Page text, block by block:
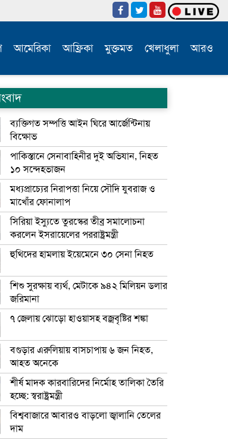
আমেরিকা আফ্রিকা মুক্তমত খেলাধুলা আরও
ব্যক্তিগত সম্পত্তি আইন ঘিরে আর্জেন্টিনায়
বিক্ষোভ
পাকিস্তানে সেনাবাহিনীর দুই অভিযান, নিহত
১০ সন্দেহভাজন
মধ্যপ্রাচ্যের নিরাপত্তা নিয়ে সৌদি যুবরাজ ও
মাখোঁর ফোনালাপ
সিরিয়া ইস্যুতে তুরস্কের তীব্র সমালোচনা
করলেন ইসরায়েলের পররাষ্ট্রমন্ত্রী
হুথিদের হামলায় ইয়েমেনে ৩০ সেনা নিহত
শিশু সুরক্ষায় ব্যর্থ, মেটাকে ৯৪২ মিলিয়ন ডলার
জরিমানা
৭ জেলায় ঝোড়ো হাওয়াসহ বজ্রবৃষ্টির শঙ্কা
বগুড়ার এরুলিয়ায় বাসচাপায় ৬ জন নিহত,
আহত অনেকে
শীর্ষ মাদক কারবারিদের নির্মোহ তালিকা তৈরি
হচ্ছে: স্বরাষ্ট্রমন্ত্রী
বিশ্ববাজারে আবারও বাড়লো জ্বালানি তেলের
দাম